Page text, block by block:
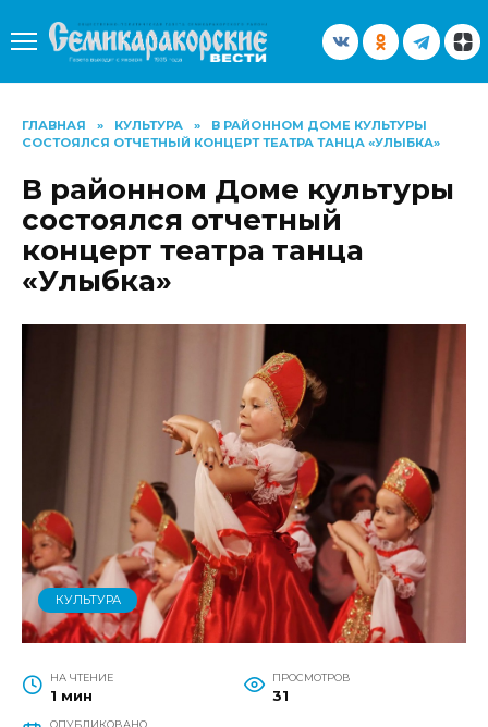
содержанию
ГЛАВНАЯ » КУЛЬТУРА »
В РАЙОННОМ ДОМЕ КУЛЬТУРЫ
СОСТОЯЛСЯ ОТЧЕТНЫЙ КОНЦЕРТ ТЕАТРА ТАНЦА «УЛЫБКА»
В районном Доме культуры
состоялся отчетный
концерт театра танца
«Улыбка»
КУЛЬТУРА
НА ЧТЕНИЕ
1 мин
ПРОСМОТРОВ
31
ОПУБЛИКОВАНО